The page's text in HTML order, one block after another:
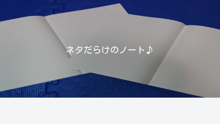
ネタだらけのノート♪